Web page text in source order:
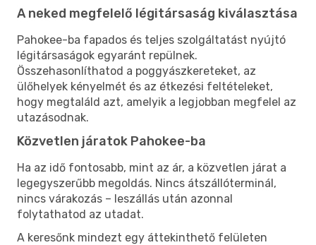
A neked megfelelő légitársaság kiválasztása
Pahokee-ba fapados és teljes szolgáltatást nyújtó
légitársaságok egyaránt repülnek.
Összehasonlíthatod a poggyászkereteket, az
ülőhelyek kényelmét és az étkezési feltételeket,
hogy megtaláld azt, amelyik a legjobban megfelel az
utazásodnak.
Közvetlen járatok Pahokee-ba
Ha az idő fontosabb, mint az ár, a közvetlen járat a
legegyszerűbb megoldás. Nincs átszállóterminál,
nincs várakozás – leszállás után azonnal
folytathatod az utadat.
A keresőnk mindezt egy áttekinthető felületen